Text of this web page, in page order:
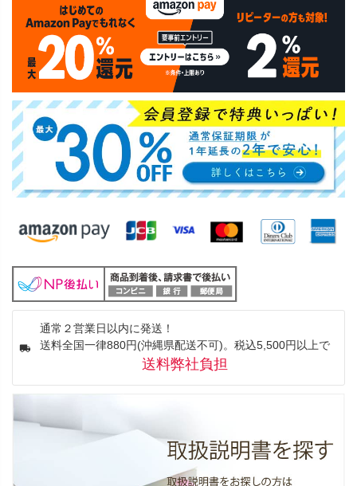
通常２営業日以内に発送！
送料全国一律880円(沖縄県配送不可)。税込5,500円以上で
送料弊社負担